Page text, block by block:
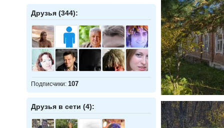
Друзья (344):
Подписчики:107
Друзья в сети (4):